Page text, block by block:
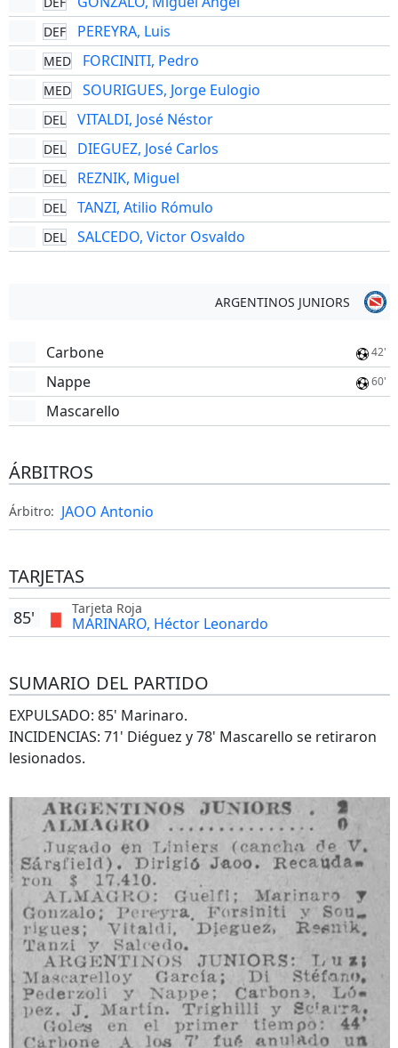
DEF PEREYRA, Luis
MED FORCINITI, Pedro
MED SOURIGUES, Jorge Eulogio
DEL VITALDI, José Néstor
DEL DIEGUEZ, José Carlos
DEL REZNIK, Miguel
DEL TANZI, Atilio Rómulo
DEL SALCEDO, Victor Osvaldo
ARGENTINOS JUNIORS
Carbone 42'
Nappe 60'
Mascarello
ÁRBITROS
Árbitro: JAOO Antonio
TARJETAS
Tarjeta Roja
MARINARO, Héctor Leonardo
85'
SUMARIO DEL PARTIDO
EXPULSADO: 85' Marinaro.
INCIDENCIAS: 71' Diéguez y 78' Mascarello se retiraron
lesionados.